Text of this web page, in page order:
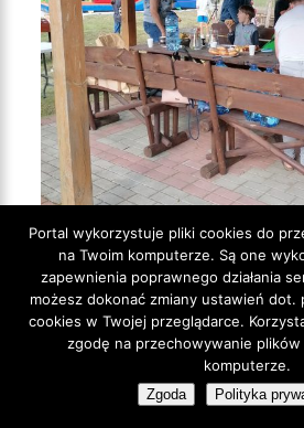
Portal wykorzystuje pliki cookies do
na Twoim komputerze. Są one
zapewnienia poprawnego działania
możesz dokonać zmiany ustawień dot.
cookies w Twojej przeglądarce.
zgodę na przechowywanie
komputerze.
Zgoda Polityka